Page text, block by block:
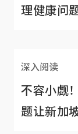
理健康问
深入阅读
不容小觑
题让新加